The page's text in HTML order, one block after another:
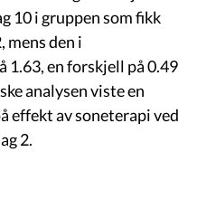
10 i gruppen som fikk
mens den i
1.63, en forskjell på 0.49
analysen viste en
effekt av soneterapi ved
2.